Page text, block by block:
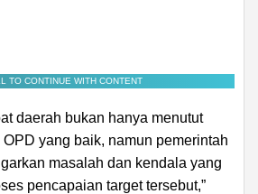
TO CONTINUE WITH CONTENT
daerah bukan hanya menutut
yang baik, namun pemerintah
masalah dan kendala yang
pencapaian target tersebut,”